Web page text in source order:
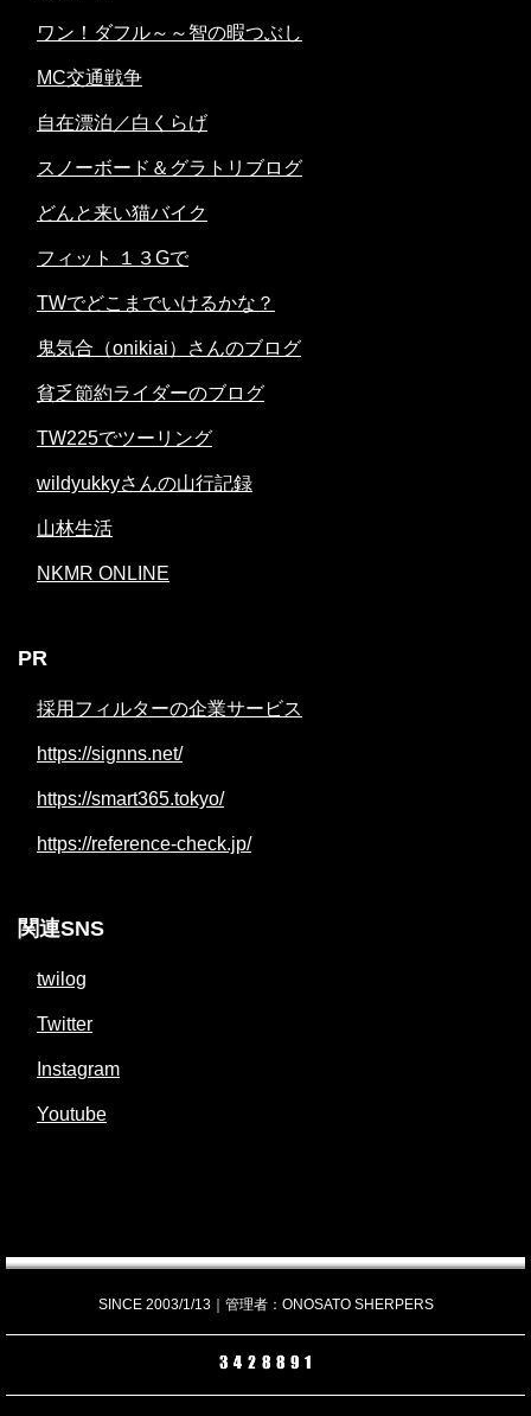
ワン！ダフル～～智の暇つぶし
MC交通戦争
自在漂泊／白くらげ
スノーボード＆グラトリブログ
どんと来い猫バイク
フィット １３Gで
TWでどこまでいけるかな？
鬼気合（onikiai）さんのブログ
貧乏節約ライダーのブログ
TW225でツーリング
wildyukkyさんの山行記録
山林生活
NKMR ONLINE
PR
採用フィルターの企業サービス
https://signns.net/
https://smart365.tokyo/
https://reference-check.jp/
関連SNS
twilog
Twitter
Instagram
Youtube
SINCE 2003/1/13｜管理者：ONOSATO SHERPERS